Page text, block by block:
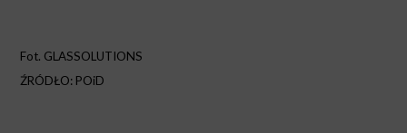
Fot. GLASSOLUTIONS
ŹRÓDŁO: POiD